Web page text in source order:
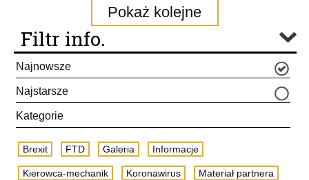
Pokaż kolejne
Filtr info.
Najnowsze
Najstarsze
Kategorie
Brexit FTD Galeria Informacje
Kierowca-mechanik Koronawirus Materiał partnera